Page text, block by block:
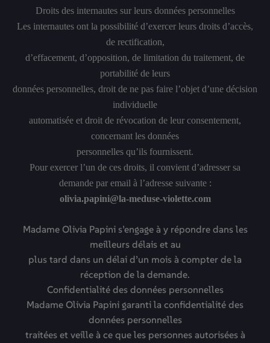
Droits des internautes sur leurs données personnelles
Les internautes ont la possibilité d’exercer leurs droits d’accès,
de rectification,
d’effacement, d’opposition, de limitation du traitement, de
portabilité de leurs
données personnelles, droit de ne pas faire l’objet d’une décision
individuelle
automatisée et droit de révocation de leur consentement,
concernant les données
personnelles qu’ils fournissent.
Pour exercer l’un de ces droits, il convient d’adresser sa
demande par email à l’adresse suivante :
olivia.papini@la-meduse-violette.com
Madame Olivia Papini s’engage à y répondre dans les
meilleurs délais et au
plus tard dans un délai d’un mois à compter de la
réception de la demande.
Confidentialité des données personnelles
Madame Olivia Papini garanti la confidentialité des
données personnelles
traitées et veille à ce que les personnes autorisées à